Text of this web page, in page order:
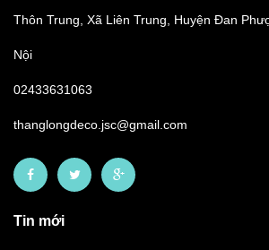
Thôn Trung, Xã Liên Trung, Huyện Đan
Nội
02433631063
thanglongdeco.jsc@gmail.com
Tin mới